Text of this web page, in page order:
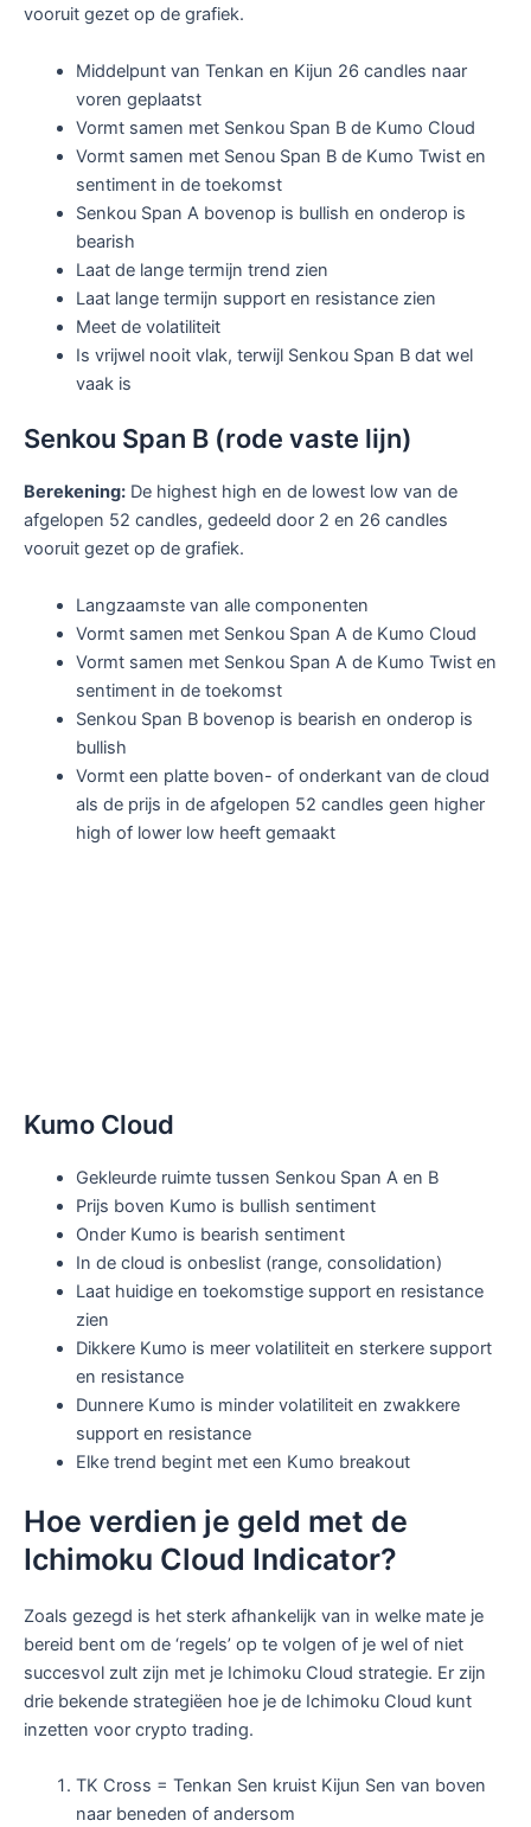
vooruit gezet op de grafiek.
Middelpunt van Tenkan en Kijun 26 candles naar
voren geplaatst
Vormt samen met Senkou Span B de Kumo Cloud
Vormt samen met Senou Span B de Kumo Twist en
sentiment in de toekomst
Senkou Span A bovenop is bullish en onderop is
bearish
Laat de lange termijn trend zien
Laat lange termijn support en resistance zien
Meet de volatiliteit
Is vrijwel nooit vlak, terwijl Senkou Span B dat wel
vaak is
Senkou Span B (rode vaste lijn)
Berekening: De highest high en de lowest low van de
afgelopen 52 candles, gedeeld door 2 en 26 candles
vooruit gezet op de grafiek.
Langzaamste van alle componenten
Vormt samen met Senkou Span A de Kumo Cloud
Vormt samen met Senkou Span A de Kumo Twist en
sentiment in de toekomst
Senkou Span B bovenop is bearish en onderop is
bullish
Vormt een platte boven- of onderkant van de cloud
als de prijs in de afgelopen 52 candles geen higher
high of lower low heeft gemaakt
Kumo Cloud
Gekleurde ruimte tussen Senkou Span A en B
Prijs boven Kumo is bullish sentiment
Onder Kumo is bearish sentiment
In de cloud is onbeslist (range, consolidation)
Laat huidige en toekomstige support en resistance
zien
Dikkere Kumo is meer volatiliteit en sterkere support
en resistance
Dunnere Kumo is minder volatiliteit en zwakkere
support en resistance
Elke trend begint met een Kumo breakout
Hoe verdien je geld met de
Ichimoku Cloud Indicator?
Zoals gezegd is het sterk afhankelijk van in welke mate je
bereid bent om de ‘regels’ op te volgen of je wel of niet
succesvol zult zijn met je Ichimoku Cloud strategie. Er zijn
drie bekende strategiëen hoe je de Ichimoku Cloud kunt
inzetten voor crypto trading.
TK Cross = Tenkan Sen kruist Kijun Sen van boven
naar beneden of andersom